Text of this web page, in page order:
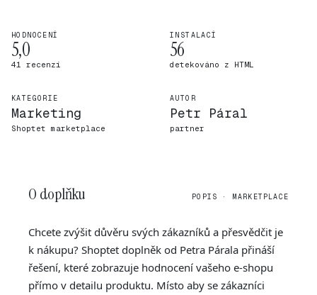
HODNOCENÍ
5,0
41 recenzí
INSTALACÍ
56
detekováno z HTML
KATEGORIE
Marketing
Shoptet marketplace
AUTOR
Petr Páral
partner
O doplňku POPIS · MARKETPLACE
Chcete zvýšit důvěru svých zákazníků a přesvědčit je
k nákupu? Shoptet doplněk od Petra Párala přináší
řešení, které zobrazuje hodnocení vašeho e-shopu
přímo v detailu produktu. Místo aby se zákazníci